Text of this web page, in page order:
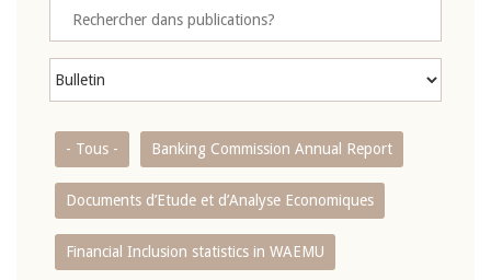
- Tous - Banking Commission Annual Report
Documents d’Etude et d’Analyse Economiques
Financial Inclusion statistics in WAEMU